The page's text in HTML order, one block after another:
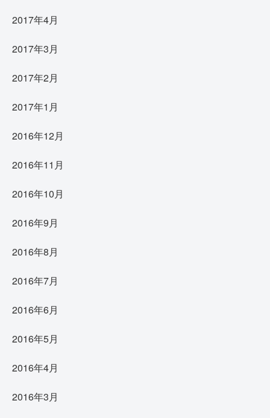
2017年4月
2017年3月
2017年2月
2017年1月
2016年12月
2016年11月
2016年10月
2016年9月
2016年8月
2016年7月
2016年6月
2016年5月
2016年4月
2016年3月